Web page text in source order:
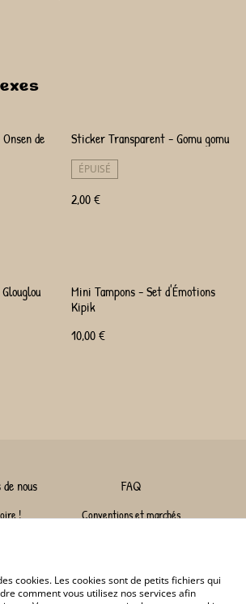
de
Sticker Transparent - Gomu gomu
ÉPUISÉ
2,00 €
Mini Tampons - Set d'Émotions
Kipik
10,00 €
nous
!
FAQ
Conventions et marchés
de vente Politique de cookies
cookies. Les cookies sont de petits fichiers qui
comment vous utilisez nos services afin